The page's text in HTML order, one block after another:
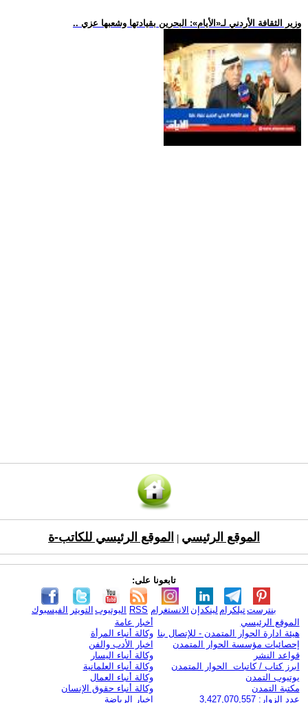
.. وزير الثقافة الأردني لـ«الأيام»: البحرين بقيادتها وشعبها عزي
الموقع الرئيسي الموقع الرئيسي للكاتب-ة
تابعونا على:
الفيسبوك التويتر اليوتيوب RSS الانستغرام لينكدإن تيلكرامبنترست
الموقع الرئيسي
هيئة ادارة الحوار المتمدن - للإتصال بنا
إحصائيات مؤسسة الحوار المتمدن
قواعد النشر
ابرز كتاب / كاتبات الحوار المتمدن
يوتيوب التمدن
مكتبة التمدن
عدد الزوار: 3,427,070,557
أخبار عامة
وكالة أنباء المرأة
اخبار الأدب والفن
وكالة أنباء اليسار
وكالة أنباء العلمانية
وكالة أنباء العمال
وكالة أنباء حقوق الإنسان
اخبار الرياضة